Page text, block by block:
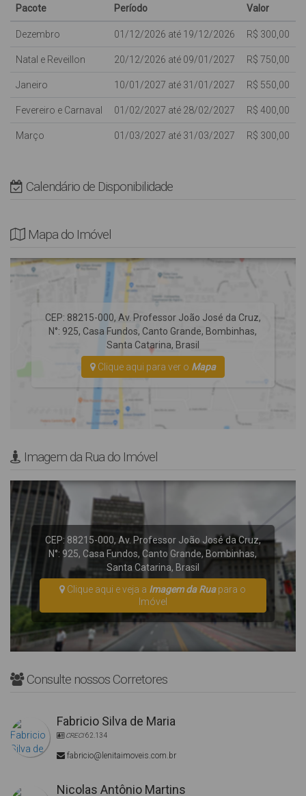
oferecida para os clientes como cortesia, NÃO ESTANDO
Não aceitamos animal de estimação.
colchões avulsos de solteiro.
OBS: PÁTIO COMPARTILHADO, temos mais uma casa pra locação
artesiano) água com coloração amarelada.
capacidade máxima do imóvel, não dispomos de camas extras;
Não Fornecemos Roupas de Cama e utensílios de Praia (cadeiras
Rua Pavimentada.
Pacote Período Valor
Dezembro 01/12/2026 até 19/12/2026 R$ 300,00
Natal e Reveillon 20/12/2026 até 09/01/2027 R$ 750,00
Janeiro 10/01/2027 até 31/01/2027 R$ 550,00
Fevereiro e Carnaval 01/02/2027 até 28/02/2027 R$ 400,00
Março 01/03/2027 até 31/03/2027 R$ 300,00
Calendário de Disponibilidade
Mapa do Imóvel
CEP: 88215-000, Av. Professor João José da Cruz,
N°: 925, Casa Fundos, Canto Grande, Bombinhas,
Santa Catarina, Brasil
Clique aqui para ver o Mapa
Imagem da Rua do Imóvel
CEP: 88215-000, Av. Professor João José da Cruz,
N°: 925, Casa Fundos,Canto Grande, Bombinhas,
Santa Catarina, Brasil
Clique aqui e veja a Imagem da Ruapara o
Imóvel
Consulte nossos Corretores
Fabricio Silva de Maria
CRECI62.134
fabricio@lenitaimoveis.com.br
Nicolas Antônio Martins